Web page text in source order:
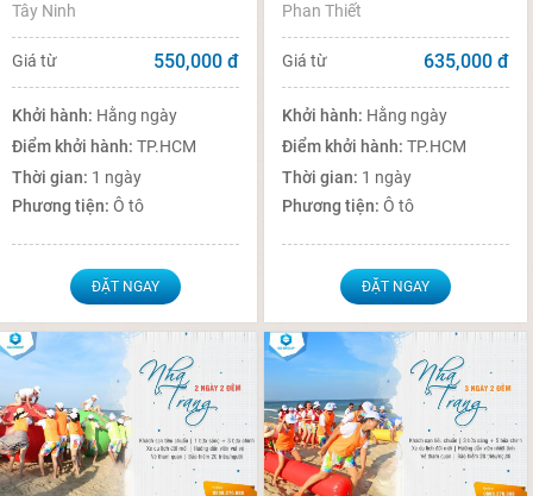
Tây Ninh
Giá từ 550,000 đ
Khởi hành: Hằng ngày
Điểm khởi hành:TP.HCM
Thời gian: 1 ngày
Phương tiện:Ô tô
ĐẶT NGAY
Phan Thiết
Giá từ 635,000 đ
Khởi hành: Hằng ngày
Điểm khởi hành:TP.HCM
Thời gian: 1 ngày
Phương tiện:Ô tô
ĐẶT NGAY